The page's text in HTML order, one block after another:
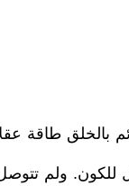
بالخلق طاقة
ولم تتوصل